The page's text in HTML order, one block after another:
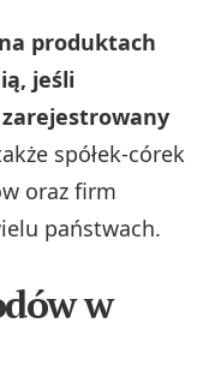
produktach
jeśli
spółek-córek
oraz firm
państwach.
w